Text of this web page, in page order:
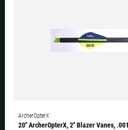
ArcherOpterX
20" ArcherOpterX, 2" Blazer Vanes,